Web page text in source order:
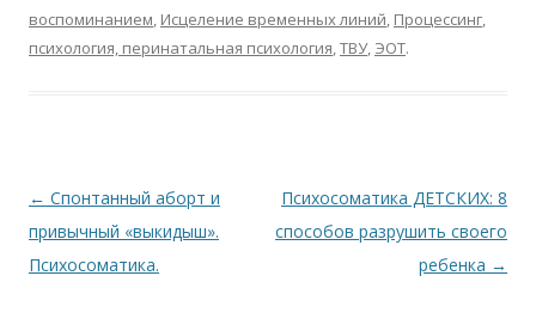
воспоминанием, Исцеление временных линий, Процессинг,
психология, перинатальная психология,ТВУ, ЭОТ.
Навигация по записям
← Спонтанный аборт и
привычный «выкидыш».
Психосоматика.
Психосоматика ДЕТСКИХ: 8
способов разрушить своего
ребенка →